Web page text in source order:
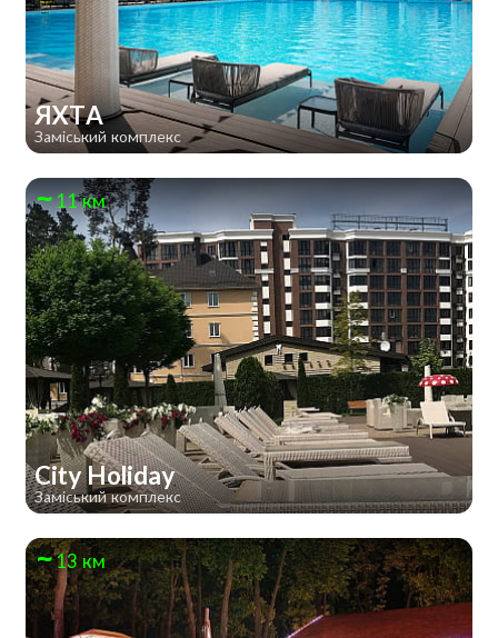
ЯХТА
Заміський комплекс
11 км
City Holiday
Заміський комплекс
13 км